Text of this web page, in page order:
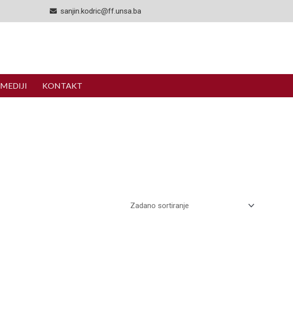
sanjin.kodric@ff.unsa.ba
MEDIJI KONTAKT